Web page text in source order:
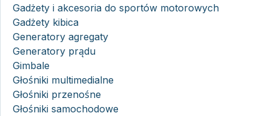
Gadżety i akcesoria do sportów motorowych
Gadżety kibica
Generatory agregaty
Generatory prądu
Gimbale
Głośniki multimedialne
Głośniki przenośne
Głośniki samochodowe